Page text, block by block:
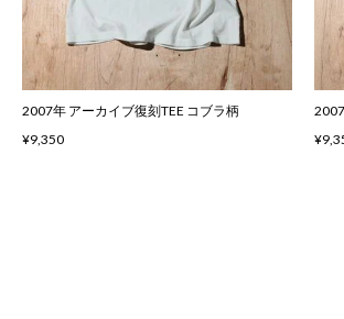
2007年 アーカイブ復刻TEE コブラ柄
¥9,350